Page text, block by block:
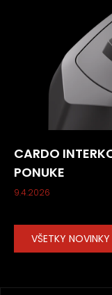
CARDO
PONUKE
9.4.2026
VŠETKY NOVINKY